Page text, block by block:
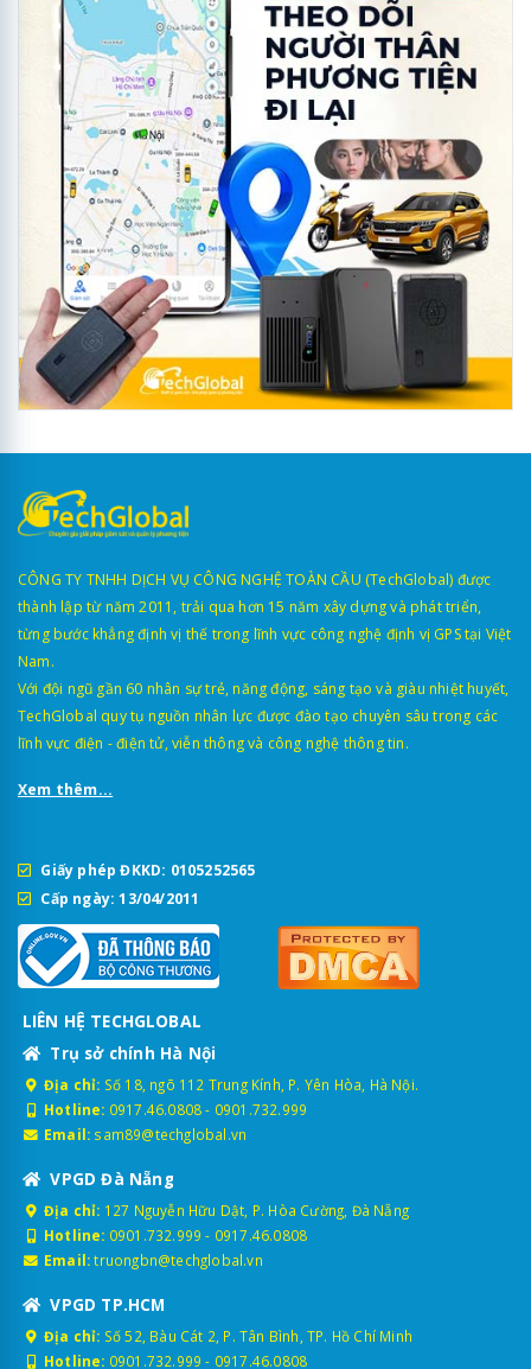
CÔNG TY TNHH DỊCH VỤ CÔNG NGHỆ TOÀN CẦU (TechGlobal) được
thành lập từ năm 2011, trải qua hơn 15 năm xây dựng và phát triển,
từng bước khẳng định vị thế trong lĩnh vực công nghệ định vị GPS tại Việt
Nam.
Với đội ngũ gần 60 nhân sự trẻ, năng động, sáng tạo và giàu nhiệt huyết,
TechGlobal quy tụ nguồn nhân lực được đào tạo chuyên sâu trong các
lĩnh vực điện - điện tử, viễn thông và công nghệ thông tin.
Xem thêm...
Giấy phép ĐKKD: 0105252565
Cấp ngày: 13/04/2011
LIÊN HỆ TECHGLOBAL
Trụ sở chính Hà Nội
Địa chỉ: Số 18, ngõ 112 Trung Kính, P. Yên Hòa, Hà Nội.
Hotline: 0917.46.0808- 0901.732.999
Email: sam89@techglobal.vn
VPGD Đà Nẵng
Địa chỉ: 127 Nguyễn Hữu Dật, P. Hòa Cường, Đà Nẵng
Hotline: 0901.732.999 - 0917.46.0808
Email: truongbn@techglobal.vn
VPGD TP.HCM
Địa chỉ: Số 52, Bàu Cát 2, P. Tân Bình, TP. Hồ Chí Minh
Hotline: 0901.732.999 - 0917.46.0808